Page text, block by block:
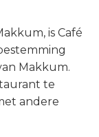
, is Café
Makkum.
te
andere